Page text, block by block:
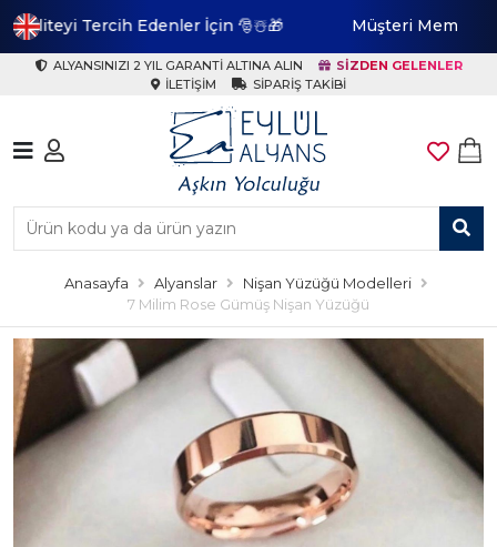
🎅☃️🎁 Müşteri Memnuniyeti En Yüksek Marka
ALYANSINIZI 2 YIL GARANTI ALTINA ALIN
SIZDEN GELENLER
İLETIŞIM
SIPARIŞ TAKIBI
Anasayfa Alyanslar
Nişan Yüzüğü Modelleri
7 Milim Rose Gümüş Nişan Yüzüğü